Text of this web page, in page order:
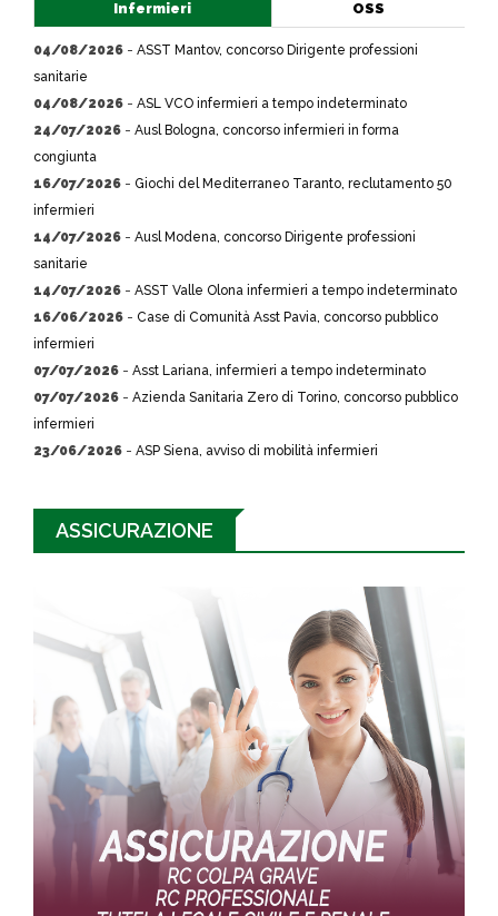
Infermieri OSS
04/08/2026 - ASST Mantov, concorso Dirigente professioni
sanitarie
04/08/2026 - ASL VCO infermieri a tempo indeterminato
24/07/2026 - Ausl Bologna, concorso infermieri in forma
congiunta
16/07/2026 - Giochi del Mediterraneo Taranto, reclutamento 50
infermieri
14/07/2026 - Ausl Modena, concorso Dirigente professioni
sanitarie
14/07/2026 - ASST Valle Olona infermieri a tempo indeterminato
16/06/2026 - Case di Comunità Asst Pavia, concorso pubblico
infermieri
07/07/2026 - Asst Lariana, infermieri a tempo indeterminato
07/07/2026 - Azienda Sanitaria Zero di Torino, concorso pubblico
infermieri
23/06/2026 - ASP Siena, avviso di mobilità infermieri
ASSICURAZIONE